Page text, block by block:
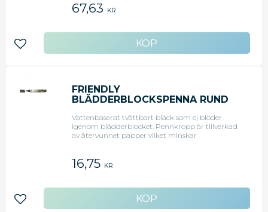
färgerna svart, röd, grön och blå.
67,63 KR
Lägg till i favoriter
FRIENDLY
BLÄDDERBLOCKSPENNA RUND
Vattenbaserat tvättbart bläck som ej blöder
igenom blädderblocket. Pennkropp är tillverkad
av återvunnet papper vilket minskar
16,75 KR
Lägg till i favoriter